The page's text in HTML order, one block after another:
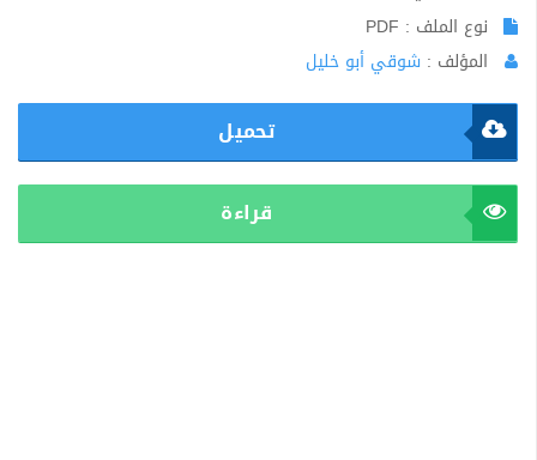
نوع الملف : PDF
المؤلف : شوقي أبو خليل
تحميل
قراءة